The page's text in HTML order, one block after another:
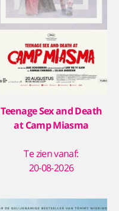
Teenage Sex and Death
at Camp Miasma
Te zien vanaf:
20-08-2026